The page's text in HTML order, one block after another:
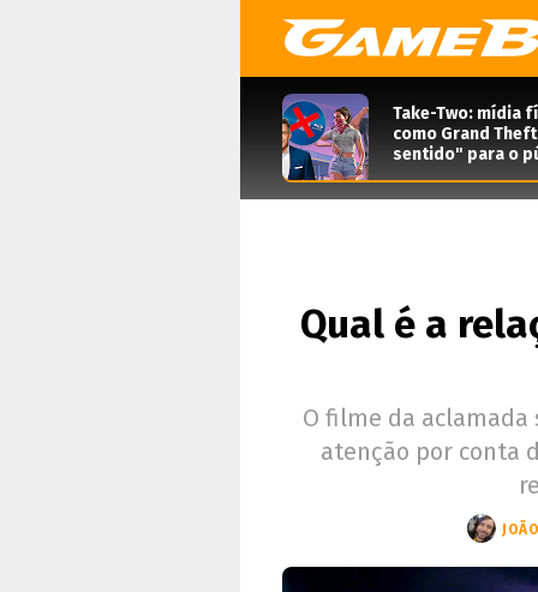
Take-Two: mídia
como Grand
sentido" para o
Qual é a
O filme da
atenção por conta